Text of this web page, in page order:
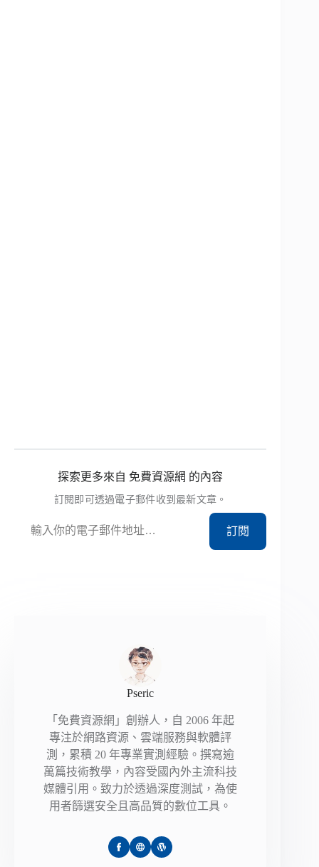
探索更多來自 免費資源網 的內容
訂閱即可透過電子郵件收到最新文章。
訂閱
Pseric
「免費資源網」創辦人，自 2006 年起
專注於網路資源、雲端服務與軟體評
測，累積 20 年專業實測經驗。撰寫逾
萬篇技術教學，內容受國內外主流科技
媒體引用。致力於透過深度測試，為使
用者篩選安全且高品質的數位工具。